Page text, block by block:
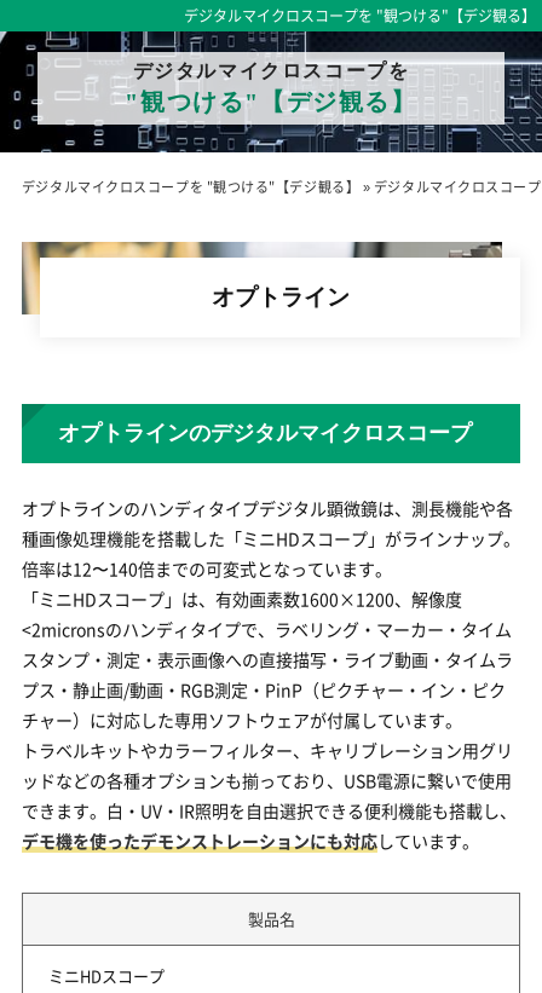
デジタルマイクロスコープを "観つける"【デジ観る】
デジタルマイクロスコープを
"観つける"【デジ観る】
デジタルマイクロスコープを "観つける"【デジ観る】 » デジタルマイクロスコー
オプトライン
オプトラインのデジタルマイクロスコープ
オプトラインのハンディタイプデジタル顕微鏡は、測長機能や各
種画像処理機能を搭載した「ミニHDスコープ」がラインナップ。
倍率は12〜140倍までの可変式となっています。
「ミニHDスコープ」は、有効画素数1600×1200、解像度
<2micronsのハンディタイプで、ラベリング・マーカー・タイム
スタンプ・測定・表示画像への直接描写・ライブ動画・タイムラ
プス・静止画/動画・RGB測定・PinP（ピクチャー・イン・ピク
チャー）に対応した専用ソフトウェアが付属しています。
トラベルキットやカラーフィルター、キャリブレーション用グリ
ッドなどの各種オプションも揃っており、USB電源に繋いで使用
できます。白・UV・IR照明を自由選択できる便利機能も搭載し、
デモ機を使ったデモンストレーションにも対応しています。
製品名
ミニHDスコープ